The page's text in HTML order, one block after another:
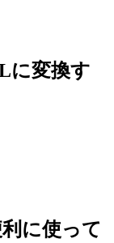
に変換す
に使って